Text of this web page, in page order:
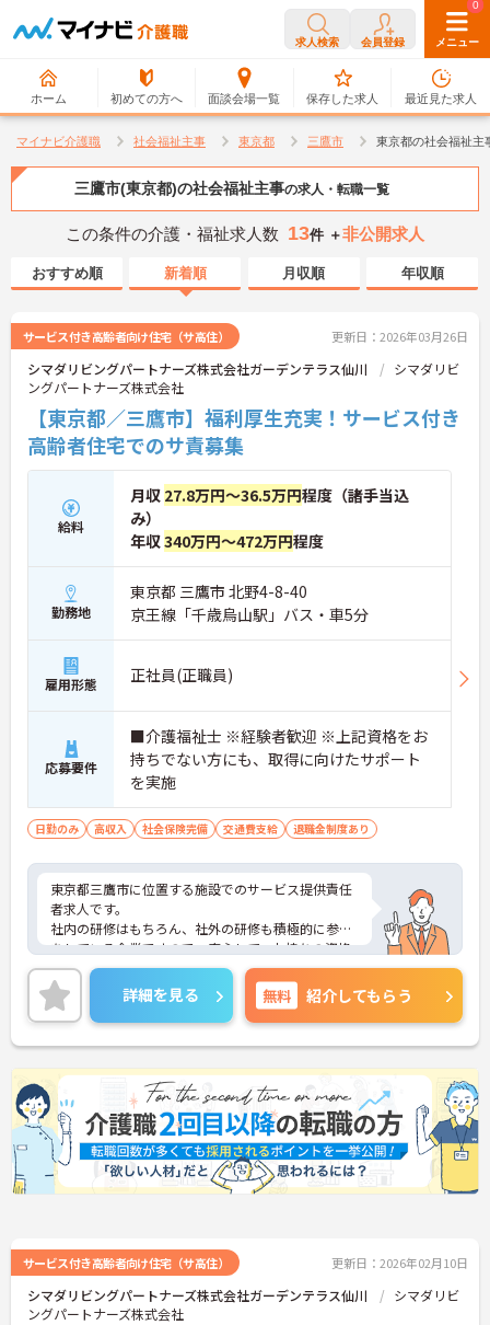
求人検索 会員登録 メニュー
ホーム 初めての方へ 面談会場一覧
0
保存した求人
0
最近見た求人
マイナビ介護職 社会福祉主事 東京都 三鷹市 東京都の社会福祉主
三鷹市(東京都)の社会福祉主事の求人・転職一覧
この条件の介護・福祉求人数 13件 ＋非公開求人
おすすめ順 新着順 月収順 年収順
サービス付き高齢者向け住宅（サ高住） 更新日：2026年03月26日
シマダリビングパートナーズ株式会社ガーデンテラス仙川
シマダリビ
ングパートナーズ株式会社
【東京都／三鷹市】福利厚生充実！サービス付き
高齢者住宅でのサ責募集
給料
月収 27.8万円～36.5万円程度（諸手当込
み）
年収340万円～472万円程度
勤務地
東京都 三鷹市 北野4-8-40
京王線「千歳烏山駅」バス・車5分
雇用形態 正社員(正職員)
応募要件
■介護福祉士 ※経験者歓迎 ※上記資格をお
持ちでない方にも、取得に向けたサポート
を実施
日勤のみ 高収入 社会保険完備 交通費支給 退職金制度あり
東京都三鷹市に位置する施設でのサービス提供責任
者求人です。
社内の研修はもちろん、社外の研修も積極的に参加
をしている企業ですので、安心して、お持ちの資格
を活かしてご就業頂けます。
ご興味のある方はお気軽にお問い合わせ下さいま
せ。
詳細を見る 無料 紹介してもらう
サービス付き高齢者向け住宅（サ高住） 更新日：2026年02月10日
シマダリビングパートナーズ株式会社ガーデンテラス仙川
シマダリビ
ングパートナーズ株式会社